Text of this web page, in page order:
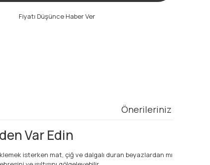
Fiyatı Düşünce Haber Ver
Önerileriniz
Var Edin
isterken mat, çiğ ve dalgalı duran beyazlardan mı